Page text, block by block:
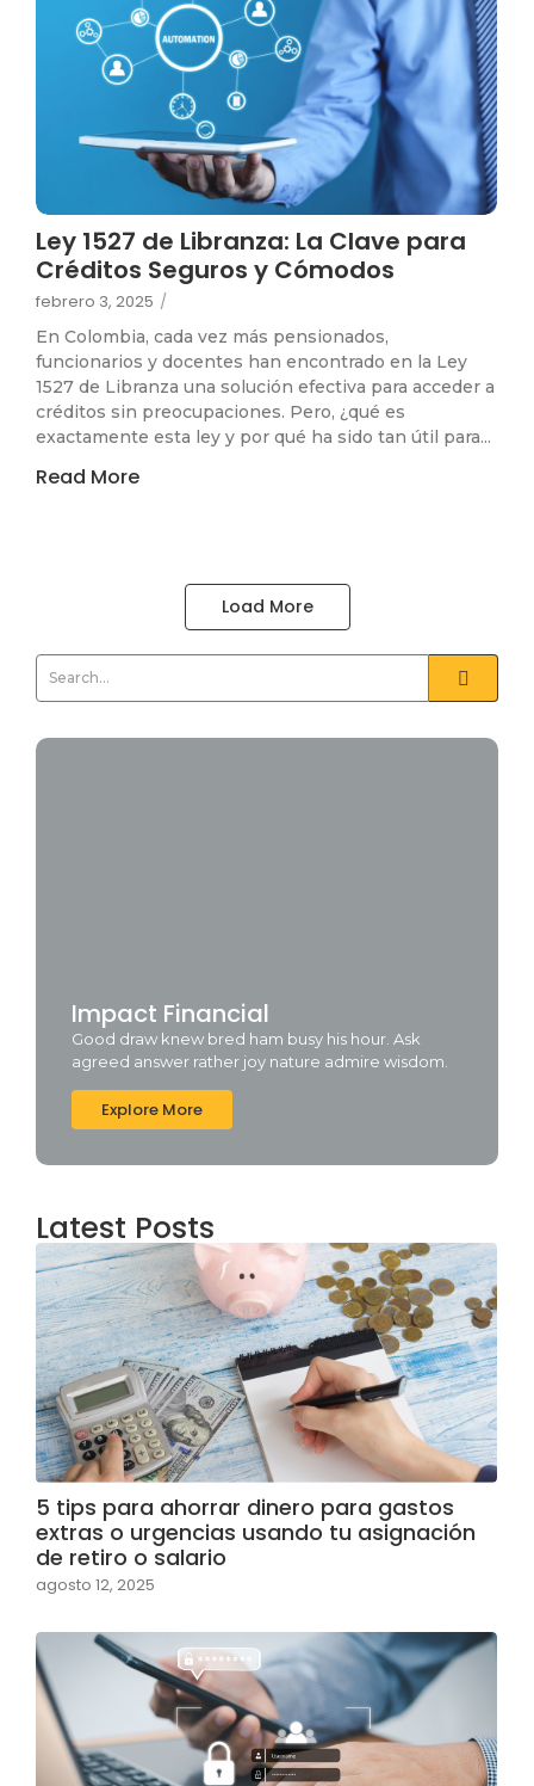
Ley 1527 de Libranza: La Clave para
Créditos Seguros y Cómodos
febrero 3, 2025 /
En Colombia, cada vez más pensionados,
funcionarios y docentes han encontrado en la Ley
1527 de Libranza una solución efectiva para acceder a
créditos sin preocupaciones. Pero, ¿qué es
exactamente esta ley y por qué ha sido tan útil para...
Read More
Load More
Impact Financial
Good draw knew bred ham busy his hour. Ask
agreed answer rather joy nature admire wisdom.
Explore More
Latest Posts
5 tips para ahorrar dinero para gastos
extras o urgencias usando tu asignación
de retiro o salario
agosto 12, 2025